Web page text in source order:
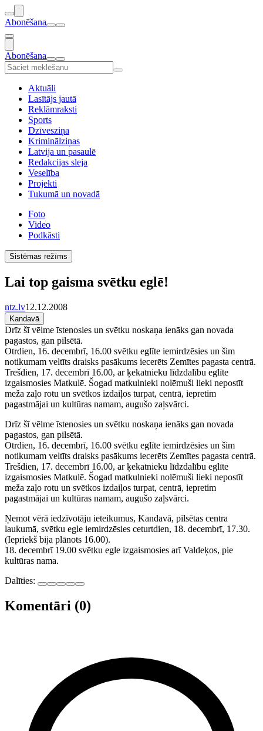
Abonēšana
Abonēšana
Aktuāli
Lasītājs jautā
Reklāmraksti
Sports
Dzīvesziņa
Kriminālziņas
Latvija un pasaulē
Redakcijas sleja
Veselība
Projekti
Tukumā un novadā
Foto
Video
Podkāsti
Sistēmas režīms
Lai top gaisma svētku eglē!
ntz.lv12.12.2008
Kandavā
Drīz šī vēlme īstenosies un svētku noskaņa ienāks gan novada
pagastos, gan pilsētā.
Otrdien, 16. decembrī, 16.00 svētku eglīte iemirdzēsies un šim
notikumam veltīts draisks pasākums iecerēts Zemītes pagasta centrā.
Trešdien, 17. decembrī 16.00, ar ķekatnieku līdzdalību eglīte
izgaismosies Matkulē. Šogad matkulnieki nolēmuši lieki nepostīt
meža zaļo rotu un svētkos izdaiļos turpat, centrā, iepretim
pagastmājai un kultūras namam, augušo zaļsvārci.
Drīz šī vēlme īstenosies un svētku noskaņa ienāks gan novada
pagastos, gan pilsētā.
Otrdien, 16. decembrī, 16.00 svētku eglīte iemirdzēsies un šim
notikumam veltīts draisks pasākums iecerēts Zemītes pagasta centrā.
Trešdien, 17. decembrī 16.00, ar ķekatnieku līdzdalību eglīte
izgaismosies Matkulē. Šogad matkulnieki nolēmuši lieki nepostīt
meža zaļo rotu un svētkos izdaiļos turpat, centrā, iepretim
pagastmājai un kultūras namam, augušo zaļsvārci.
Ņemot vērā iedzīvotāju ieteikumus, Kandavā, pilsētas centra
laukumā, svētku egle iemirdzēsies ceturtdien, 18. decembrī, 17.30.
(Iepriekš bija plānots 16.00).
18. decembrī 19.00 svētku egle izgaismosies arī Valdeķos, pie
kultūras nama.
Dalīties:
Komentāri (0)